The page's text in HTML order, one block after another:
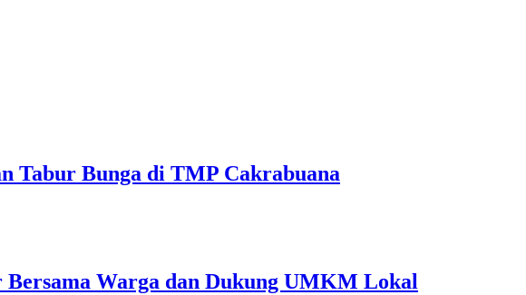
Tabur Bunga di TMP Cakrabuana
Warga dan Dukung UMKM Lokal